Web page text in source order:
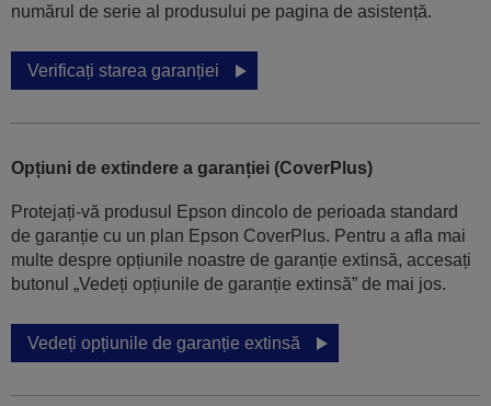
numărul de serie al produsului pe pagina de asistență.
Verificați starea garanției
Opțiuni de extindere a garanției (CoverPlus)
Protejați-vă produsul Epson dincolo de perioada standard
de garanție cu un plan Epson CoverPlus. Pentru a afla mai
multe despre opțiunile noastre de garanție extinsă, accesați
butonul „Vedeți opțiunile de garanție extinsă” de mai jos.
Vedeți opțiunile de garanție extinsă